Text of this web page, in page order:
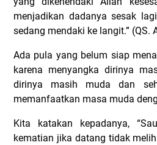
menjadikan dadanya sesak
sedang mendaki ke langit.” (QS.
Ada pula yang belum siap
karena menyangka dirinya
dirinya masih muda dan
memanfaatkan masa muda
Kita katakan kepadanya,
kematian jika datang tidak